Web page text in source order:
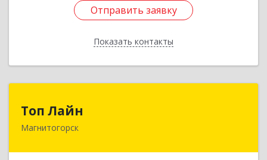
Отправить заявку
Показать контакты
Отправить заявку
Назад
Топ Лайн
Магнитогорск454000, Челябинская обл, Магнитогорск г,